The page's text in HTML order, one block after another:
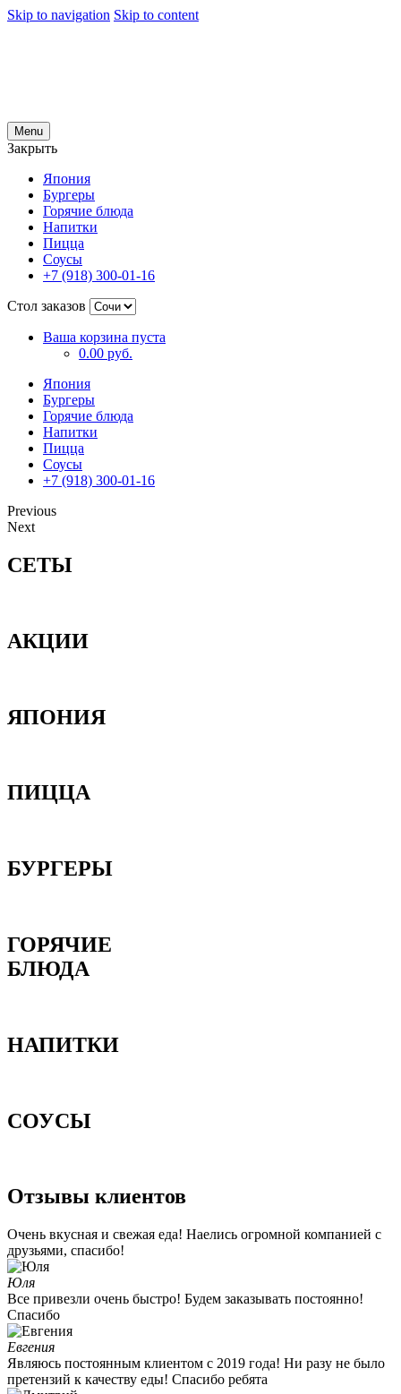
Skip to navigation Skip to content
Menu
Закрыть
Япония
Бургеры
Горячие блюда
Напитки
Пицца
Соусы
+7 (918) 300-01-16
Стол заказов
Ваша корзина пуста
0.00 руб.
Япония
Бургеры
Горячие блюда
Напитки
Пицца
Соусы
+7 (918) 300-01-16
Previous
Next
СЕТЫ
АКЦИИ
ЯПОНИЯ
ПИЦЦА
БУРГЕРЫ
ГОРЯЧИЕ
БЛЮДА
НАПИТКИ
СОУСЫ
Отзывы клиентов
Очень вкусная и свежая еда! Наелись огромной компанией с
друзьями, спасибо!
Юля
Все привезли очень быстро! Будем заказывать постоянно!
Спасибо
Евгения
Являюсь постоянным клиентом с 2019 года! Ни разу не было
претензий к качеству еды! Спасибо ребята